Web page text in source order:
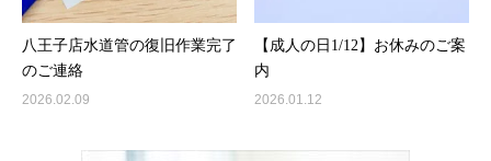
八王子店水道管の復旧作業完了
のご連絡
2026.02.09
【成人の日1/12】お休みのご案
内
2026.01.12